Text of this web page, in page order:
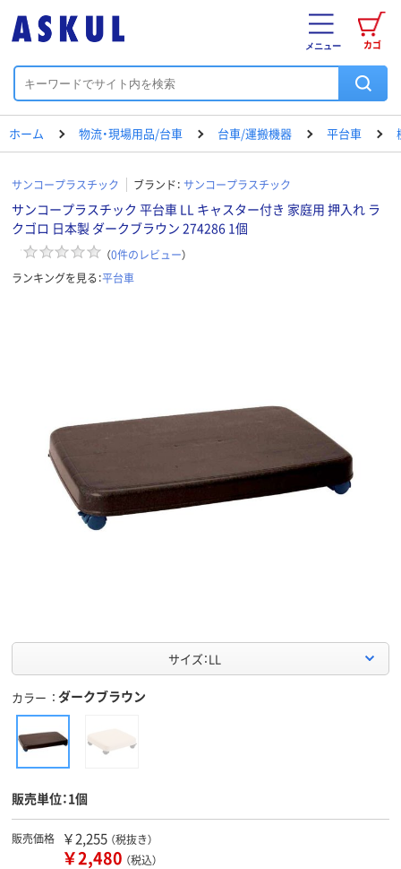
カゴ
メニュー
ホーム 物流・現場用品/台車 台車/運搬機器 平台車
サンコープラスチック ブランド： サンコープラスチック
サンコープラスチック 平台車 LL キャスター付き 家庭用 押入れ ラ
クゴロ 日本製 ダークブラウン 274286 1個
（0件のレビュー）
ランキングを見る：平台車
サイズ：LL
カラー ダークブラウン
販売単位：1個
販売価格 ￥2,255 （税抜き）
￥2,480 （税込）